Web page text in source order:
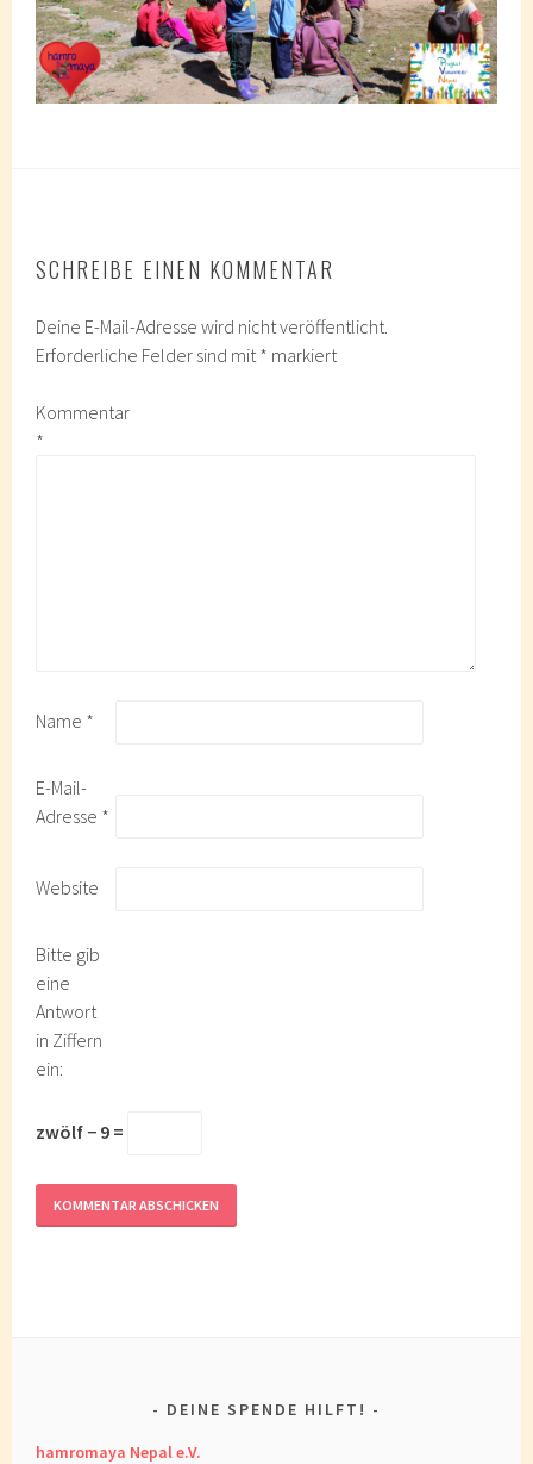
SCHREIBE EINEN KOMMENTAR
Deine E-Mail-Adresse wird nicht veröffentlicht.
Erforderliche Felder sind mit* markiert
Kommentar
*
Name *
E-Mail-
Adresse *
Website
Bitte gib
eine
Antwort
in Ziffern
ein:
zwölf − 9 =
DEINE SPENDE HILFT!
hamromaya Nepal e.V.